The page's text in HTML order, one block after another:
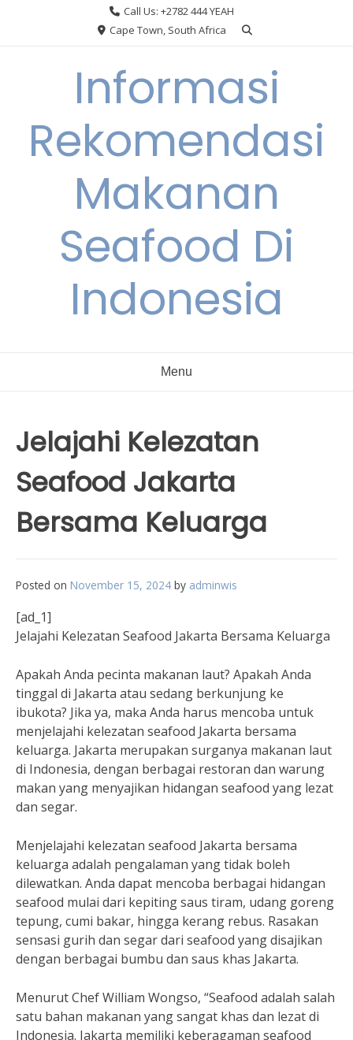
Call Us: +2782 444 YEAH
Cape Town, South Africa
Informasi
Rekomendasi
Makanan
Seafood Di
Indonesia
Menu
Jelajahi Kelezatan
Seafood Jakarta
Bersama Keluarga
Posted on November 15, 2024 by adminwis
[ad_1]
Jelajahi Kelezatan Seafood Jakarta Bersama Keluarga
Apakah Anda pecinta makanan laut? Apakah Anda
tinggal di Jakarta atau sedang berkunjung ke
ibukota? Jika ya, maka Anda harus mencoba untuk
menjelajahi kelezatan seafood Jakarta bersama
keluarga. Jakarta merupakan surganya makanan laut
di Indonesia, dengan berbagai restoran dan warung
makan yang menyajikan hidangan seafood yang lezat
dan segar.
Menjelajahi kelezatan seafood Jakarta bersama
keluarga adalah pengalaman yang tidak boleh
dilewatkan. Anda dapat mencoba berbagai hidangan
seafood mulai dari kepiting saus tiram, udang goreng
tepung, cumi bakar, hingga kerang rebus. Rasakan
sensasi gurih dan segar dari seafood yang disajikan
dengan berbagai bumbu dan saus khas Jakarta.
Menurut Chef William Wongso, “Seafood adalah salah
satu bahan makanan yang sangat khas dan lezat di
Indonesia. Jakarta memiliki keberagaman seafood